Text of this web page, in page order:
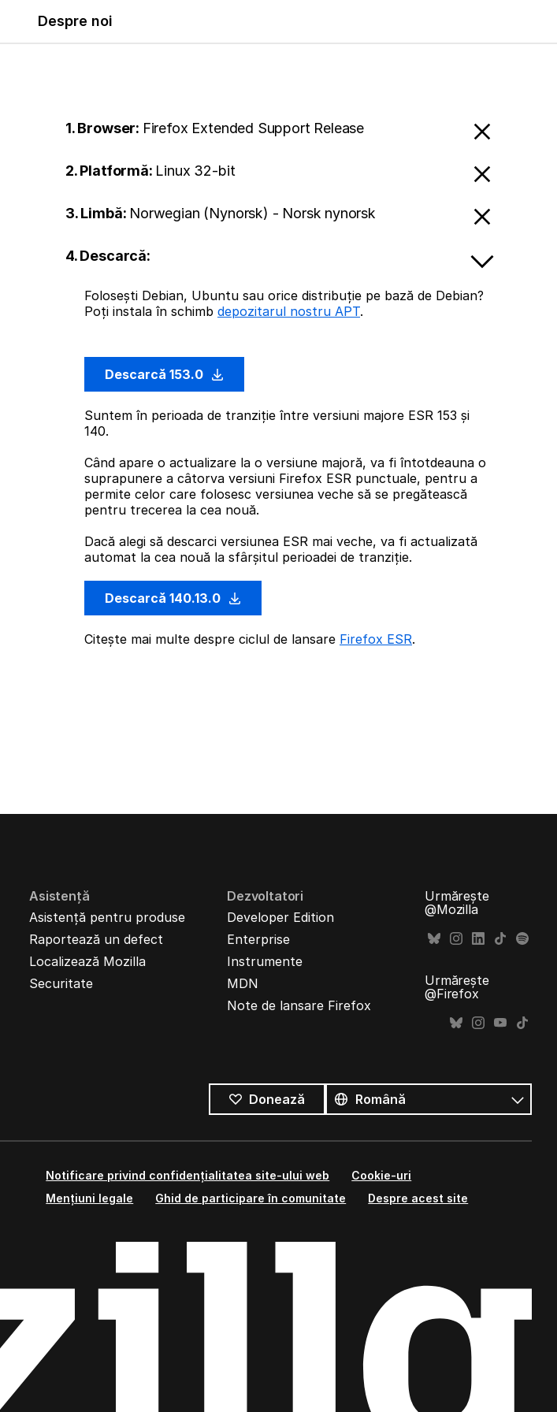
Despre noi
1. Browser: Firefox Extended Support Release
2. Platformă: Linux 32-bit
3. Limbă: Norwegian (Nynorsk) - Norsk nynorsk
4. Descarcă:
Folosești Debian, Ubuntu sau orice distribuție pe bază de Debian?
Poți instala în schimb depozitarul nostru APT.
Descarcă 153.0
Suntem în perioada de tranziție între versiuni majore ESR 153 și
140.
Când apare o actualizare la o versiune majoră, va fi întotdeauna o
suprapunere a câtorva versiuni Firefox ESR punctuale, pentru a
permite celor care folosesc versiunea veche să se pregătească
pentru trecerea la cea nouă.
Dacă alegi să descarci versiunea ESR mai veche, va fi actualizată
automat la cea nouă la sfârșitul perioadei de tranziție.
Descarcă 140.13.0
Citește mai multe despre ciclul de lansare Firefox ESR.
Asistență
Asistență pentru produse
Raportează un defect
Localizează Mozilla
Securitate
Dezvoltatori
Developer Edition
Enterprise
Instrumente
MDN
Note de lansare Firefox
Urmărește
@Mozilla
Urmărește
@Firefox
Donează
limbile
Limbă
Notificare privind confidențialitatea site-ului web
Cookie-uri
Mențiuni legale
Ghid de participare în comunitate Despre acest site